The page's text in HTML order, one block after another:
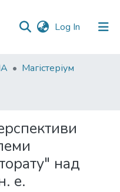
Log In (current)
Магістеріум
над
е.